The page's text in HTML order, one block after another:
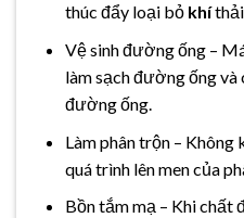
thúc đẩy loại bỏ khí
Vệ sinh đường ống –
làm sạch đường ống
đường ống.
Làm phân trộn –
quá trình lên men của
Bồn tắm mạ – Khi chất